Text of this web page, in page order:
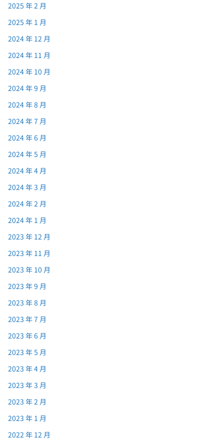
2025 年 2 月
2025 年 1 月
2024 年 12 月
2024 年 11 月
2024 年 10 月
2024 年 9 月
2024 年 8 月
2024 年 7 月
2024 年 6 月
2024 年 5 月
2024 年 4 月
2024 年 3 月
2024 年 2 月
2024 年 1 月
2023 年 12 月
2023 年 11 月
2023 年 10 月
2023 年 9 月
2023 年 8 月
2023 年 7 月
2023 年 6 月
2023 年 5 月
2023 年 4 月
2023 年 3 月
2023 年 2 月
2023 年 1 月
2022 年 12 月